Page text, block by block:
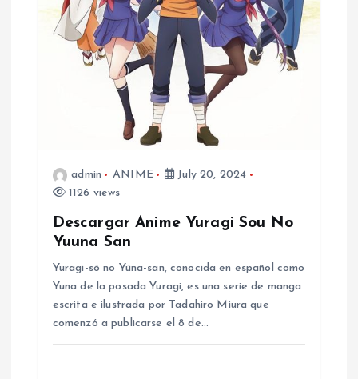
admin ANIME
July 20, 2024
1126 views
Descargar Anime Yuragi Sou No
Yuuna San
Yuragi-sō no Yūna-san, conocida en español como
Yuna de la posada Yuragi​, es una serie de manga
escrita e ilustrada por Tadahiro Miura que
comenzó a publicarse el 8 de…